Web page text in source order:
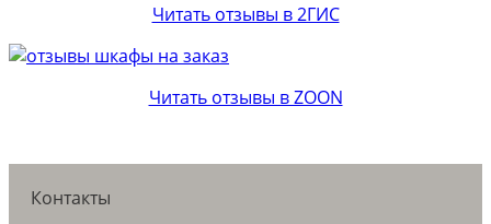
Читать отзывы в 2ГИС
Читать отзывы в ZOON
Контакты